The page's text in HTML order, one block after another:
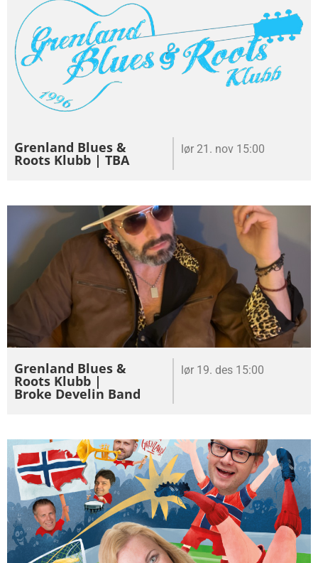
Grenland Blues &
Roots Klubb | TBA
lør 21. nov 15:00
Grenland Blues &
Roots Klubb |
Broke Develin Band
lør 19. des 15:00